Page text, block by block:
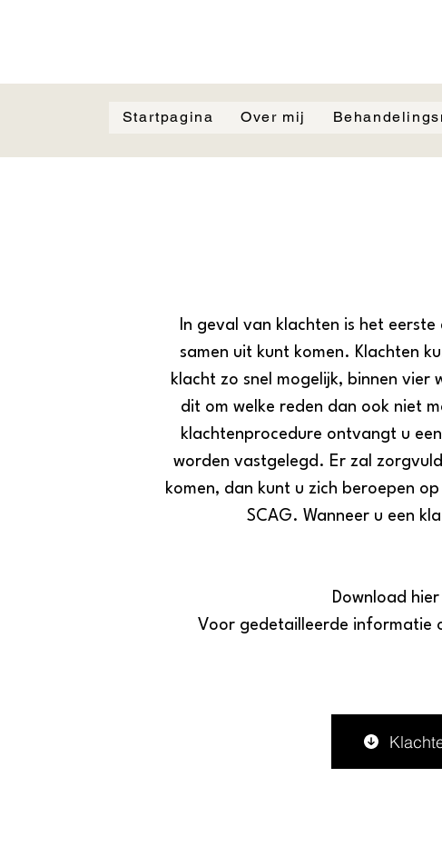
Startpagina Over mij
In geval van klachten is het
samen uit kunt komen. Klachten
klacht zo snel mogelijk, binnen
dit om welke reden dan ook niet
klachtenprocedure ontvangt u
worden vastgelegd. Er zal
komen, dan kunt u zich beroepen
SCAG. Wanneer u een
Download
Voor gedetailleerde informatie